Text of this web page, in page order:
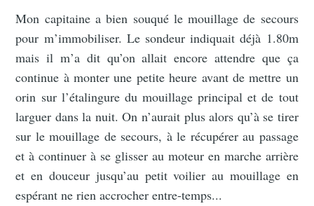
Mon capitaine a bien souqué le mouillage de secours
pour m’immobiliser. Le sondeur indiquait déjà 1.80m
mais il m’a dit qu’on allait encore attendre que ça
continue à monter une petite heure avant de mettre un
orin sur l’étalingure du mouillage principal et de tout
larguer dans la nuit. On n’aurait plus alors qu’à se tirer
sur le mouillage de secours, à le récupérer au passage
et à continuer à se glisser au moteur en marche arrière
et en douceur jusqu’au petit voilier au mouillage en
espérant ne rien accrocher entre-temps...